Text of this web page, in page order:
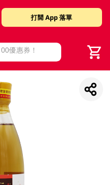
打開 App 落單